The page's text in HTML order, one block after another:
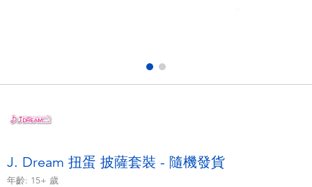
毛毛公仔玩具
J. Dream 扭蛋 披薩套裝 - 隨機發貨
年齡: 15+ 歲